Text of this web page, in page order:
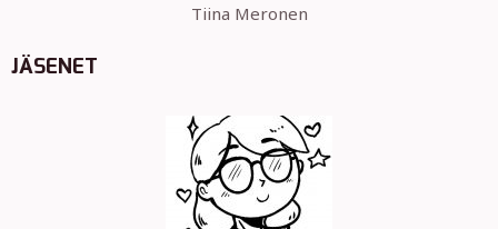
Tiina Meronen
JÄSENET